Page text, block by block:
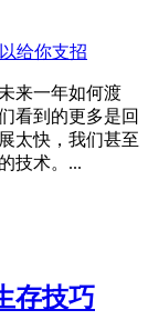
来一年如何渡
看到的更多是回
太快，我们甚至
技术。...
存技巧